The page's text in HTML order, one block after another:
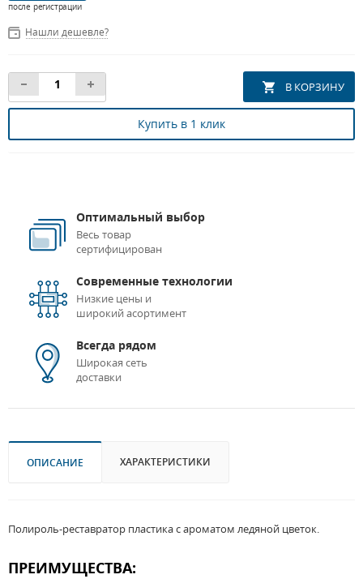
после регистрации
Нашли дешевле?
Купить в 1 клик
Оптимальный выбор
Весь товар
сертифицирован
Современные технологии
Низкие цены и
широкий асортимент
Всегда рядом
Широкая сеть
доставки
ОПИСАНИЕ ХАРАКТЕРИСТИКИ
Полироль-реставратор пластика с ароматом ледяной цветок.
ПРЕИМУЩЕСТВА: